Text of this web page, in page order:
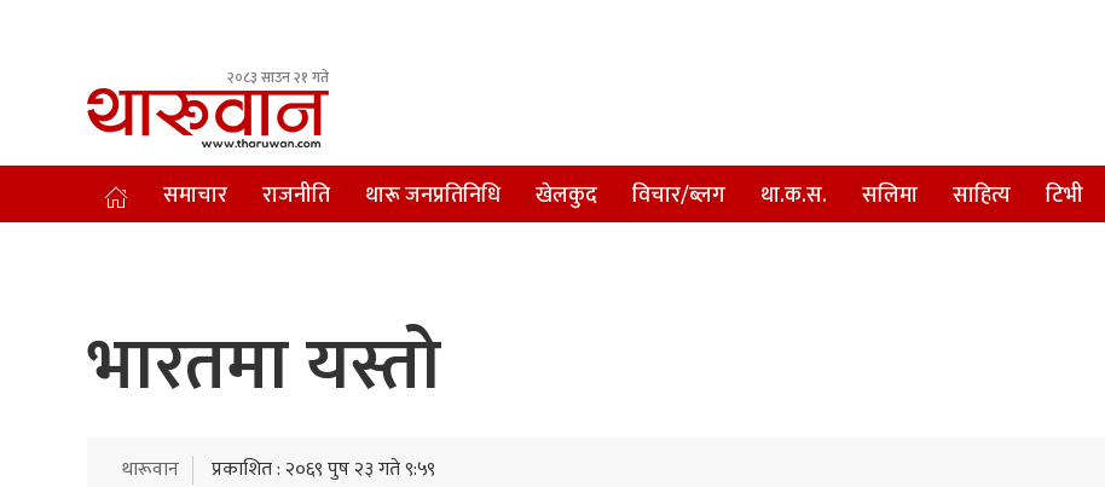
२०८३ साउन २१ गते
Leading Newsportal from Tharu Community Nepal.
समाचार राजनीति थारू जनप्रतिनिधि खेलकुद विचार/ब्लग था.क.स. सलिमा साहित्य टिभी
भारतमा यस्तो
थारूवान प्रकाशित : २०६९ पुष २३ गते ९:५९